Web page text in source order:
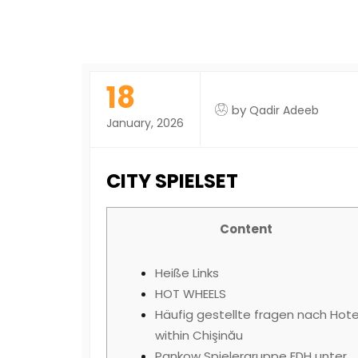
18
January, 2026
by Qadir Adeeb
CITY SPIELSET
Content
Heiße Links
HOT WHEELS
Häufig gestellte fragen nach
within Chişinău